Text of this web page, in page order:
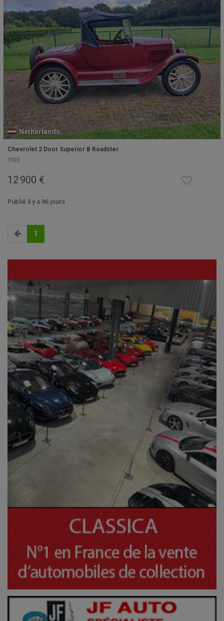
Netherlands
Chevrolet 2 Door Superior B Roadster
1923
12 900 €
Publié il y a 96 jours
1